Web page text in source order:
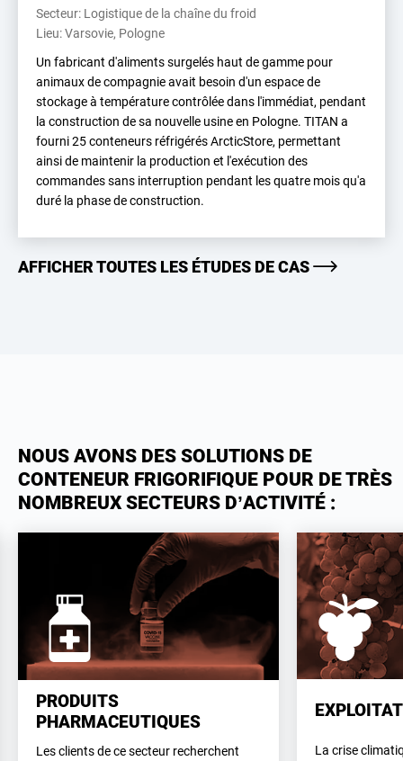
Secteur: Logistique de la chaîne du froid
Lieu: Varsovie, Pologne
Un fabricant d'aliments surgelés haut de gamme pour
animaux de compagnie avait besoin d'un espace de
stockage à température contrôlée dans l'immédiat, pendant
la construction de sa nouvelle usine en Pologne. TITAN a
fourni 25 conteneurs réfrigérés ArcticStore, permettant
ainsi de maintenir la production et l'exécution des
commandes sans interruption pendant les quatre mois qu'a
duré la phase de construction.
AFFICHER TOUTES LES ÉTUDES DE CAS
NOUS AVONS DES SOLUTIONS DE
CONTENEUR FRIGORIFIQUE POUR DE TRÈS
NOMBREUX SECTEURS D’ACTIVITÉ :
PRODUITS
PHARMACEUTIQUES
Les clients de ce secteur recherchent
La crise